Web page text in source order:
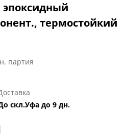
эпоксидный
термостойкий
партия
скл.Уфа до 9 дн.